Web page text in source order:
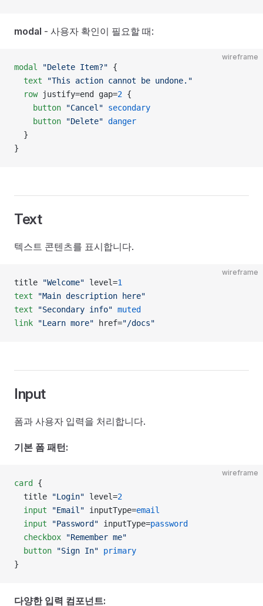
modal - 사용자 확인이 필요할 때:
wireframe
modal "Delete Item?" {
  text
"This action cannot be undone."
  row
justify=end gap=2 {
    button
"Cancel" secondary
    button
"Delete" danger
  }
}
Text
텍스트 콘텐츠를 표시합니다.
wireframe
title "Welcome" level=1
text "Main description here"
text "Secondary info" muted
link "Learn more" href="/docs"
Input
폼과 사용자 입력을 처리합니다.
기본 폼 패턴:
wireframe
card
{
  title
"Login" level=2
  input
"Email" inputType=email
  input
"Password" inputType=password
  checkbox
"Remember me"
  button
"Sign In" primary
}
다양한 입력 컴포넌트: